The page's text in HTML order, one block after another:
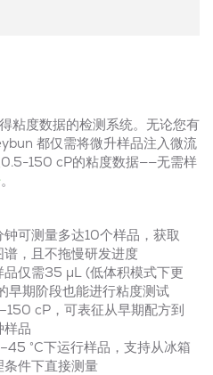
粘度数据的检测系统。无论您有
都仅需将微升样品注入微流
150 cP的粘度数据——无需样
。
钟可测量多达10个样品，获取
，且不拖慢研发进度
品仅需35 µL (低体积模式下更
早期阶段也能进行粘度测试
cP，可表征从早期配方到
样品
°C下运行样品，支持从冰箱
件下直接测量